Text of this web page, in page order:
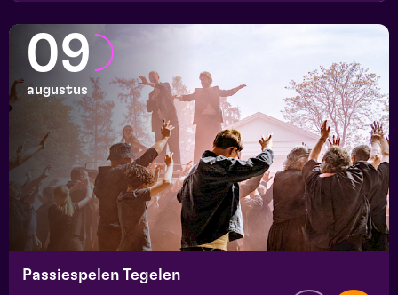
09
augustus
Passiespelen Tegelen